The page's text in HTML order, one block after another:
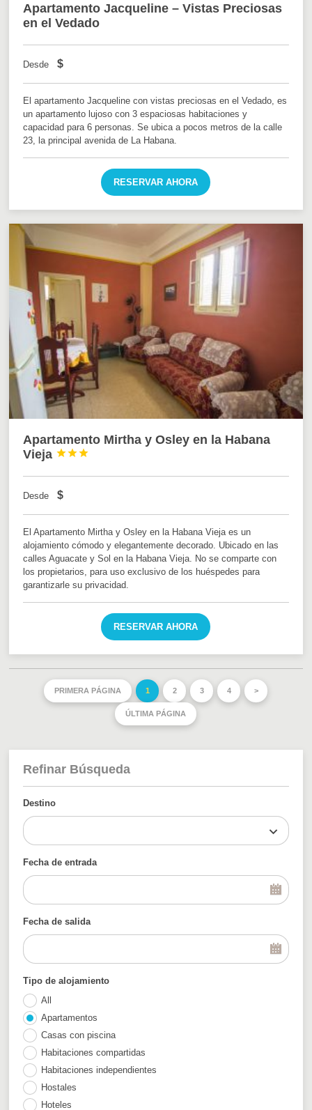
Refinar Búsqueda
Tipo de alojamiento
All
Apartamentos
Casas con piscina
Habitaciones compartidas
Habitaciones independientes
Hostales
Hoteles
Destino
Fecha de entrada
Fecha de salida
Apartamento Jacqueline – Vistas Preciosas
en el Vedado
Desde $
El apartamento Jacqueline con vistas preciosas en el Vedado, es
un apartamento lujoso con 3 espaciosas habitaciones y
capacidad para 6 personas. Se ubica a pocos metros de la calle
23, la principal avenida de La Habana.
RESERVAR AHORA
Apartamento Mirtha y Osley en la Habana
Vieja



Desde $
El Apartamento Mirtha y Osley en la Habana Vieja es un
alojamiento cómodo y elegantemente decorado. Ubicado en las
calles Aguacate y Sol en la Habana Vieja. No se comparte con
los propietarios, para uso exclusivo de los huéspedes para
garantizarle su privacidad.
RESERVAR AHORA
PRIMERA PÁGINA 1 2 3 4 >
ÚLTIMA PÁGINA